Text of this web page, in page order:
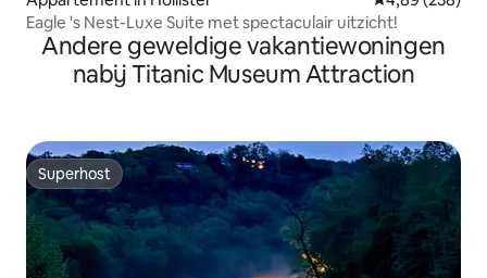
Eagle 's Nest-Luxe Suite met spectaculair uitzicht!
Andere geweldige vakantiewoningen
nabij Titanic Museum Attraction
Superhost
Superhost